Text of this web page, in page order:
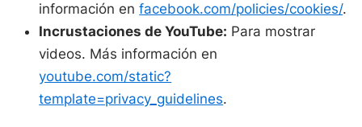
información enfacebook.com/policies/cookies/.
Incrustaciones de YouTube: Para mostrar
videos. Más información en
youtube.com/static?
template=privacy_guidelines.